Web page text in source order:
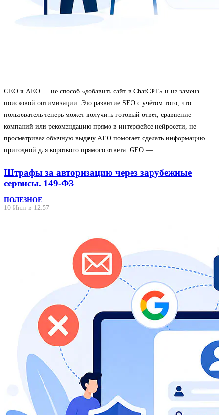
GEO и AEO — не способ «добавить сайт в ChatGPT» и не замена
поисковой оптимизации. Это развитие SEO с учётом того, что
пользователь теперь может получить готовый ответ, сравнение
компаний или рекомендацию прямо в интерфейсе нейросети, не
просматривая обычную выдачу.AEO помогает сделать информацию
пригодной для короткого прямого ответа. GEO —…
Штрафы за авторизацию через зарубежные
сервисы. 149-ФЗ
ПОЛЕЗНОЕ
10 Июн в 12:57